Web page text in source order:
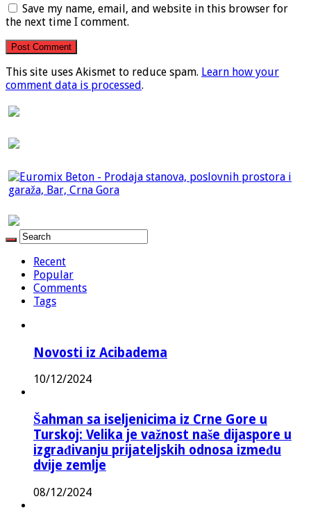
Save my name, email, and website in this browser for
the next time I comment.
This site uses Akismet to reduce spam. Learn how your
comment data is processed.
Recent
Popular
Comments
Tags
Novosti iz Acibadema
10/12/2024
Šahman sa iseljenicima iz Crne Gore u
Turskoj: Velika je važnost naše dijaspore u
izgrađivanju prijateljskih odnosa između
dvije zemlje
08/12/2024